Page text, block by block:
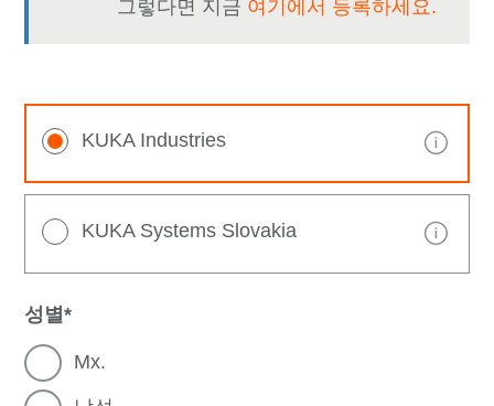
그렇다면 지금 여기에서 등록하세요.
KUKA Industries
KUKA Systems Slovakia
성별
Mx.